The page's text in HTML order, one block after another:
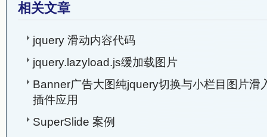
相关文章
jquery 滑动内容代码
jquery.lazyload.js缓加载图片
Banner广告大图纯jquery切换与小栏目图片滑
插件应用
SuperSlide 案例